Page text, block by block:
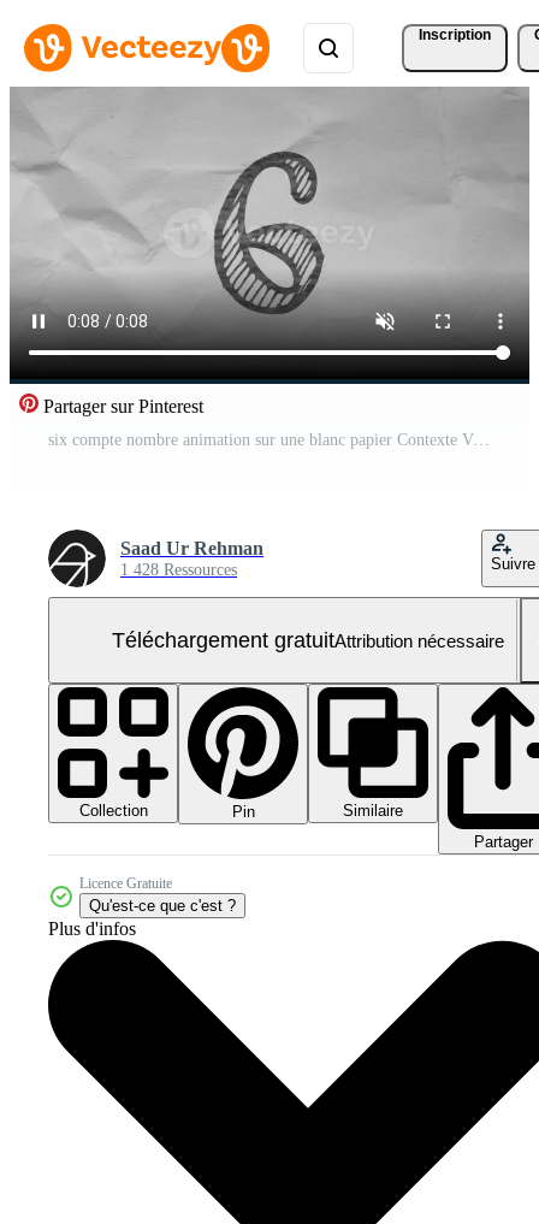
Inscription
Partager sur Pinterest
six compte nombre animation sur une blanc papier Contexte Vidéo Gratuite
Saad Ur Rehman
1 428 Ressources Suivre
Téléchargement gratuitAttribution nécessaire
Collection Pin
Similaire
Partager
Licence Gratuite
Qu'est-ce que c'est ?
Plus d'infos